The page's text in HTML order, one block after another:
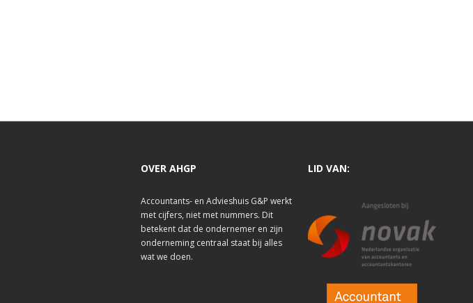
OVER AHGP
Accountants- en Advieshuis G&P werkt
met cijfers, niet met nummers. Dit
betekent dat de ondernemer en zijn
onderneming centraal staat bij alles
wat we doen.
LID VAN: